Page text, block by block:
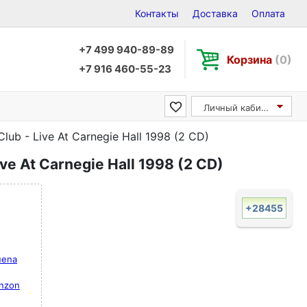
Контакты Доставка Оплата
+7 499 940-89-89
+7 916 460-55-23
Корзина (0)
Личный кабинет
- Live At Carnegie Hall 1998 (2 CD)
At Carnegie Hall 1998 (2 CD)
+28455